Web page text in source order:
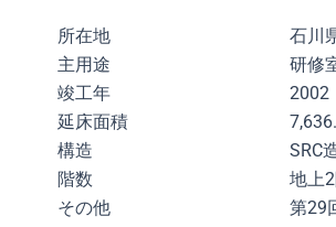
所在地
石川
主用途
研修
竣工年
2002
延床面積
構造
SRC
階数
地上
その他
第29